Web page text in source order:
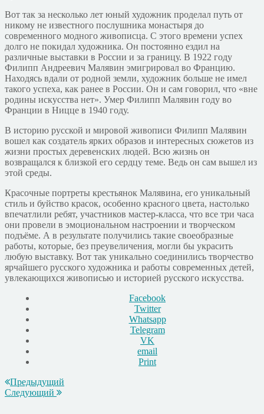
Вот так за несколько лет юный художник проделал путь от
никому не известного послушника монастыря до
современного модного живописца. С этого времени успех
долго не покидал художника. Он постоянно ездил на
различные выставки в России и за границу. В 1922 году
Филипп Андреевич Малявин эмигрировал во Францию.
Находясь вдали от родной земли, художник больше не имел
такого успеха, как ранее в России. Он и сам говорил, что «вне
родины искусства нет». Умер Филипп Малявин году во
Франции в Ницце в 1940 году.
В историю русской и мировой живописи Филипп Малявин
вошел как создатель ярких образов и интересных сюжетов из
жизни простых деревенских людей. Всю жизнь он
возвращался к близкой его сердцу теме. Ведь он сам вышел из
этой среды.
Красочные портреты крестьянок Малявина, его уникальный
стиль и буйство красок, особенно красного цвета, настолько
впечатлили ребят, участников мастер-класса, что все три часа
они провели в эмоциональном настроении и творческом
подъёме. А в результате получились такие своеобразные
работы, которые, без преувеличения, могли бы украсить
любую выставку. Вот так уникально соединились творчество
ярчайшего русского художника и работы современных детей,
увлекающихся живописью и историей русского искусства.
Facebook
Twitter
Whatsapp
Telegram
VK
email
Print
Предыдущий
Следующий